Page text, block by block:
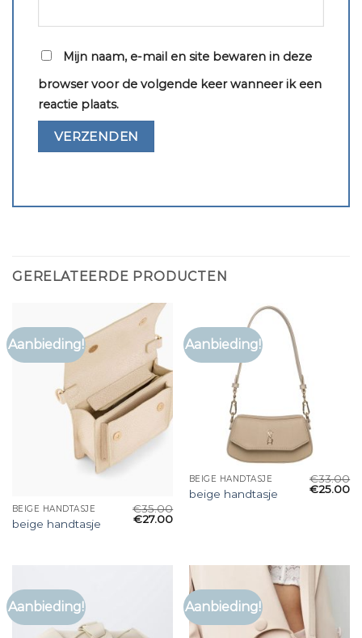
Mijn naam, e-mail en site bewaren in deze
browser voor de volgende keer wanneer ik een
reactie plaats.
GERELATEERDE PRODUCTEN
Aanbieding!
BEIGE HANDTASJE
beige handtasje
€35.00
€27.00
Aanbieding!
BEIGE HANDTASJE
beige handtasje
€33.00
€25.00
Aanbieding! Aanbieding!